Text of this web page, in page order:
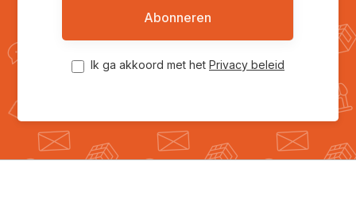
Abonneren
Ik ga akkoord met het Privacy beleid